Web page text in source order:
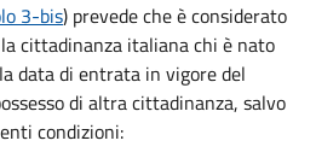
3-bis) prevede cheèconsiderato
cittadinanza italiana chi è nato
data di entrata in vigore del
di altra cittadinanza, salvo
condizioni: